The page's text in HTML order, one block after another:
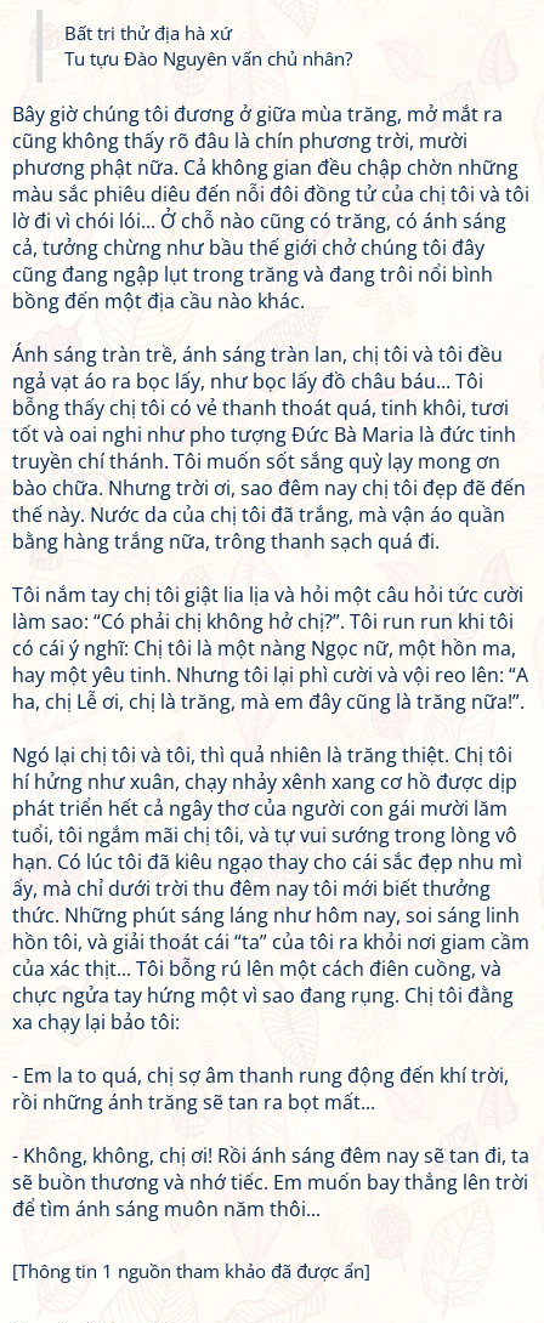
Bất tri thử địa hà xứ
Tu tựu Đào Nguyên vấn chủ nhân?
Bây giờ chúng tôi đương ở giữa mùa trăng, mở mắt ra
cũng không thấy rõ đâu là chín phương trời, mười
phương phật nữa. Cả không gian đều chập chờn những
màu sắc phiêu diêu đến nỗi đôi đồng tử của chị tôi và tôi
lờ đi vì chói lói... Ở chỗ nào cũng có trăng, có ánh sáng
cả, tưởng chừng như bầu thế giới chở chúng tôi đây
cũng đang ngập lụt trong trăng và đang trôi nổi bình
bồng đến một địa cầu nào khác.
Ánh sáng tràn trề, ánh sáng tràn lan, chị tôi và tôi đều
ngả vạt áo ra bọc lấy, như bọc lấy đồ châu báu... Tôi
bỗng thấy chị tôi có vẻ thanh thoát quá, tinh khôi, tươi
tốt và oai nghi như pho tượng Đức Bà Maria là đức tinh
truyền chí thánh. Tôi muốn sốt sắng quỳ lạy mong ơn
bào chữa. Nhưng trời ơi, sao đêm nay chị tôi đẹp đẽ đến
thế này. Nước da của chị tôi đã trắng, mà vận áo quần
bằng hàng trắng nữa, trông thanh sạch quá đi.
Tôi nắm tay chị tôi giật lia lịa và hỏi một câu hỏi tức cười
làm sao: “Có phải chị không hở chị?”. Tôi run run khi tôi
có cái ý nghĩ: Chị tôi là một nàng Ngọc nữ, một hồn ma,
hay một yêu tinh. Nhưng tôi lại phì cười và vội reo lên: “A
ha, chị Lễ ơi, chị là trăng, mà em đây cũng là trăng nữa!”.
Ngó lại chị tôi và tôi, thì quả nhiên là trăng thiệt. Chị tôi
hí hửng như xuân, chạy nhảy xênh xang cơ hồ được dịp
phát triển hết cả ngây thơ của người con gái mười lăm
tuổi, tôi ngắm mãi chị tôi, và tự vui sướng trong lòng vô
hạn. Có lúc tôi đã kiêu ngạo thay cho cái sắc đẹp nhu mì
ấy, mà chỉ dưới trời thu đêm nay tôi mới biết thưởng
thức. Những phút sáng láng như hôm nay, soi sáng linh
hồn tôi, và giải thoát cái “ta” của tôi ra khỏi nơi giam cầm
của xác thịt... Tôi bỗng rú lên một cách điên cuồng, và
chực ngửa tay hứng một vì sao đang rụng. Chị tôi đằng
xa chạy lại bảo tôi:
- Em la to quá, chị sợ âm thanh rung động đến khí trời,
rồi những ánh trăng sẽ tan ra bọt mất...
- Không, không, chị ơi! Rồi ánh sáng đêm nay sẽ tan đi, ta
sẽ buồn thương và nhớ tiếc. Em muốn bay thẳng lên trời
để tìm ánh sáng muôn năm thôi...
[Thông tin 1 nguồn tham khảo đã được ẩn]